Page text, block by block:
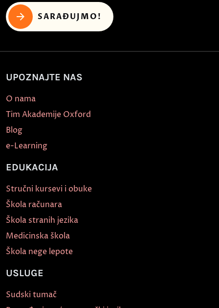
SARAĐUJMO!
UPOZNAJTE NAS
O nama
Tim Akademije Oxford
Blog
e-Learning
EDUKACIJA
Stručni kursevi i obuke
Škola računara
Škola stranih jezika
Medicinska škola
Škola nege lepote
USLUGE
Sudski tumač